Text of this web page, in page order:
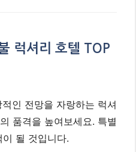
럭셔리 호텔 TOP
인 전망을 자랑하는 럭셔
품격을 높여보세요. 특별
될 것입니다.